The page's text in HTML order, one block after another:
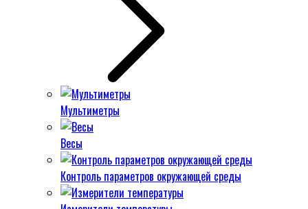
Мультиметры
Весы
Контроль параметров окружающей среды